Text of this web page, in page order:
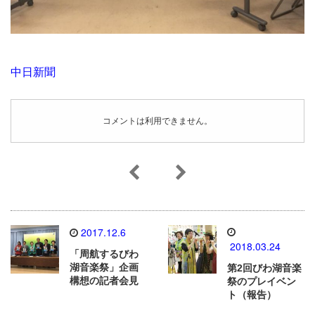
中日新聞
コメントは利用できません。
2017.12.6
「周航するびわ
湖音楽祭」企画
構想の記者会見
2018.03.24
第2回びわ湖音楽
祭のプレイベン
ト（報告）